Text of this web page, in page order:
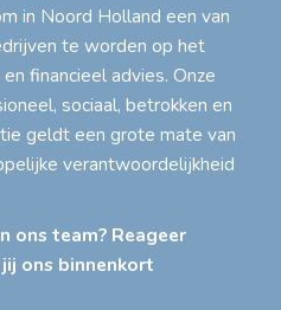
in Noord Holland een van
te worden op het
financieel advies. Onze
sociaal, betrokken en
geldt een grote mate van
verantwoordelijkheid
ons team? Reageer
ons binnenkort